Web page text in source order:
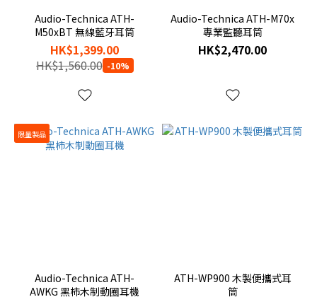
Audio-Technica ATH-
M50xBT 無線藍牙耳筒
HK$1,399.00
HK$1,560.00 -10%
Audio-Technica ATH-M70x
專業監聽耳筒
HK$2,470.00
限量製品
Audio-Technica ATH-
AWKG 黑柿木制動圈耳機
ATH-WP900 木製便攜式耳
筒